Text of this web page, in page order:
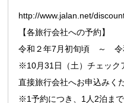
http://www.jalan.net/
【各旅行会社への予約】
令和２年7月初旬頃 ～ 令
※10月31日（土）チェック
直接旅行会社へお申込みく
※1予約につき、1人2泊まで